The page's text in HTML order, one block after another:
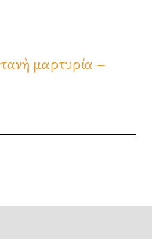
μαρτυρία –